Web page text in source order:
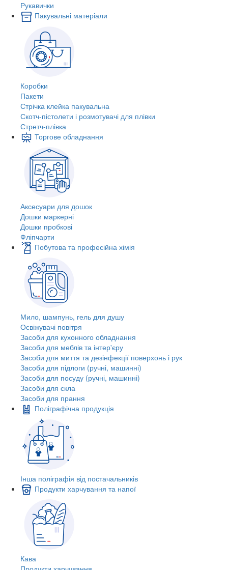
Рукавички
Пакувальні матеріали
Коробки
Пакети
Стрічка клейка пакувальна
Скотч-пістолети і розмотувачі для плівки
Стретч-плівка
Торгове обладнання
Аксесуари для дошок
Дошки маркерні
Дошки пробкові
Фліпчарти
Побутова та професійна хімія
Мило, шампунь, гель для душу
Освіжувачі повітря
Засоби для кухонного обладнання
Засоби для меблів та інтер'єру
Засоби для миття та дезінфекції поверхонь і рук
Засоби для підлоги (ручні, машинні)
Засоби для посуду (ручні, машинні)
Засоби для скла
Засоби для прання
Поліграфічна продукція
Інша поліграфія від постачальників
Продукти харчування та напої
Кава